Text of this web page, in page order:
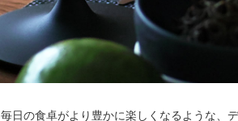
毎日の食卓がより豊かに楽しくなるような、